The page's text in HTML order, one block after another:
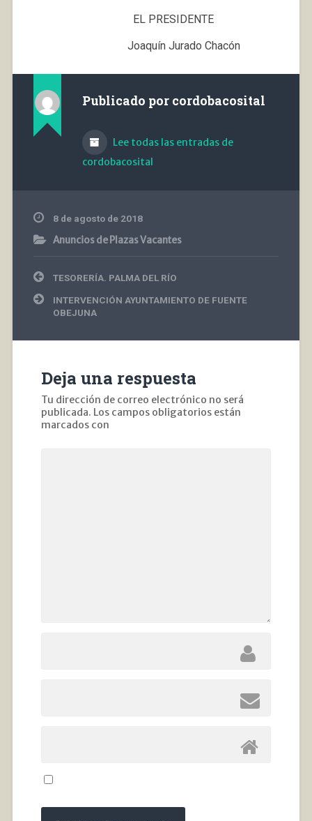
EL PRESIDENTE
Joaquín Jurado Chacón
Publicado por cordobacosital
Lee todas las entradas de
cordobacosital
8 de agosto de 2018
Anuncios de Plazas Vacantes
Navegación
de
entradas
TESORERÍA. PALMA DEL RÍO
INTERVENCIÓN AYUNTAMIENTO DE FUENTE
OBEJUNA
Deja una respuesta
Tu dirección de correo electrónico no será
publicada. Los campos obligatorios están
marcados con